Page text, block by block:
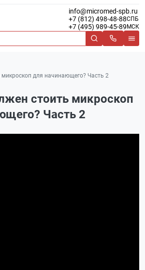
info@micromed-spb.ru
+7 (812) 498-48-88СПБ
+7 (495) 989-45-89 МСК
для начинающего? Часть 2
стоить микроскоп
Часть 2